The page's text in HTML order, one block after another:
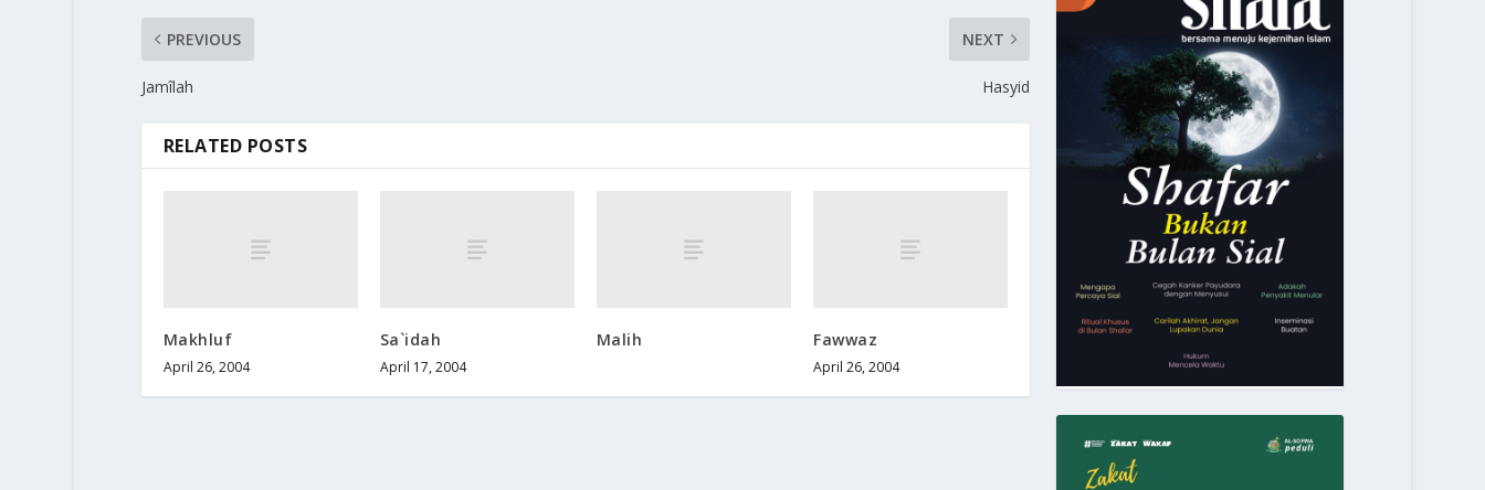
PREVIOUS
Jamîlah
NEXT
Hasyid
RELATED POSTS
Makhluf
April 26, 2004
Sa`idah
April 17, 2004
Malih Fawwaz
April 26, 2004